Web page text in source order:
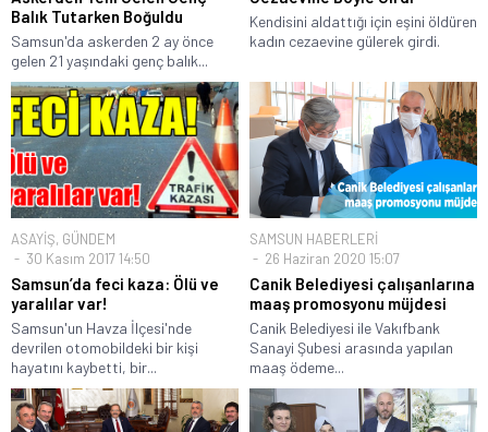
Balık Tutarken Boğuldu
Samsun'da askerden 2 ay önce
gelen 21 yaşındaki genç balık...
Kendisini aldattığı için eşini öldüren
kadın cezaevine gülerek girdi.
ASAYİŞ, GÜNDEM
30 Kasım 2017 14:50
Samsun’da feci kaza: Ölü ve
yaralılar var!
Samsun'un Havza İlçesi'nde
devrilen otomobildeki bir kişi
hayatını kaybetti, bir...
SAMSUN HABERLERİ
26 Haziran 2020 15:07
Canik Belediyesi çalışanlarına
maaş promosyonu müjdesi
Canik Belediyesi ile Vakıfbank
Sanayi Şubesi arasında yapılan
maaş ödeme...